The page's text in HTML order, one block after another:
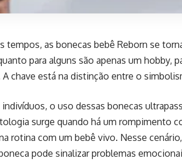
tempos, as bonecas bebê Reborn se
para alguns são apenas um hobby,
A chave está na distinção entre o
indivíduos, o uso dessas bonecas
surge quando há um rompimento
rotina com um bebê vivo. Nesse
pode sinalizar problemas